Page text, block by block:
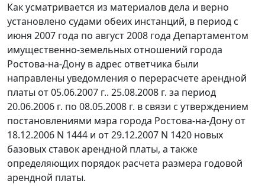
Как усматривается из материалов дела и верно
установлено судами обеих инстанций, в период с
июня 2007 года по август 2008 года Департаментом
имущественно-земельных отношений города
Ростова-на-Дону в адрес ответчика были
направлены уведомления о перерасчете арендной
платы от 05.06.2007 г.. 25.08.2008 г. за период
20.06.2006 г. по 08.05.2008 г. в связи с утверждением
постановлениями мэра города Ростова-на-Дону от
18.12.2006 N 1444 и от 29.12.2007 N 1420 новых
базовых ставокарендной платы, а также
определяющих порядок расчета размера годовой
арендной платы.